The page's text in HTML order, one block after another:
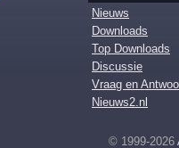
Nieuws
Downloads
Top Downloads
Discussie
Vraag en
Nieuws2.nl
© 1999-2026